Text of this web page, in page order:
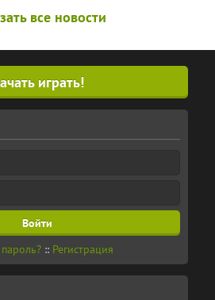
все новости
играть!
:: Регистрация